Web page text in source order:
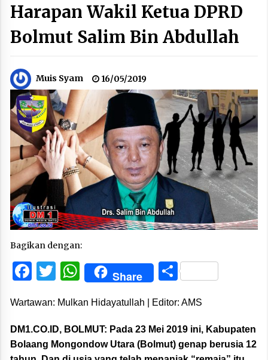
Harapan Wakil Ketua DPRD
Bolmut Salim Bin Abdullah
Muis Syam 16/05/2019
Bagikan dengan:
Facebook
Twitter
WhatsApp
Share Share
Wartawan: Mulkan Hidayatullah | Editor: AMS
DM1.CO.ID, BOLMUT: Pada 23 Mei 2019 ini, Kabupaten
Bolaang Mongondow Utara (Bolmut) genap berusia 12